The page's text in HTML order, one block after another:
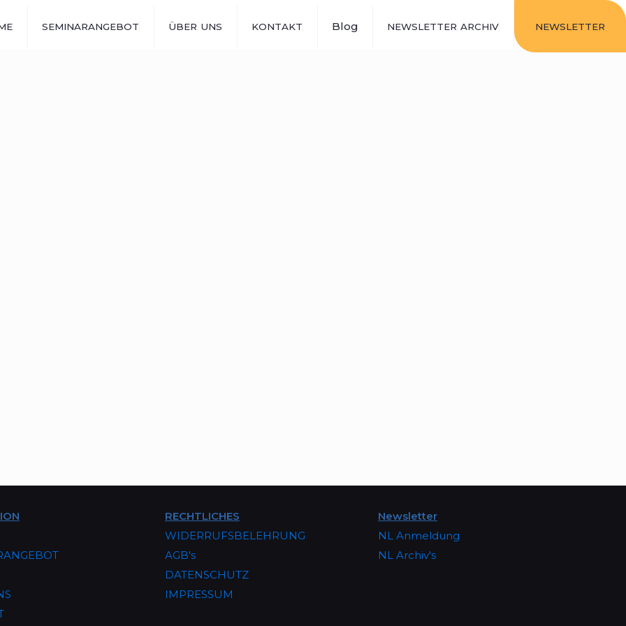
SEMINARANGEBOT ÜBER UNS KONTAKT Blog NEWSLETTER ARCHIV NEWSLETTER
RECHTLICHES
WIDERRUFSBELEHRUNG
AGB's
DATENSCHUTZ
IMPRESSUM
Newsletter
NL Anmeldung
NL Archiv's